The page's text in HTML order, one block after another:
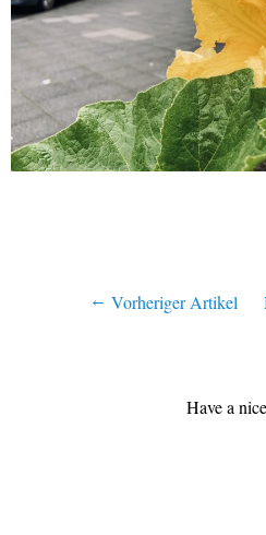
Vorheriger Artikel
Have a